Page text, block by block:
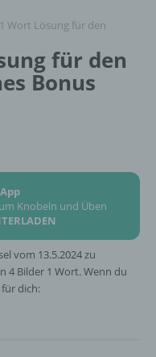
Wort Lösung für den
für den
Bonus
Knobeln und Üben
vom 13.5.2024 zu
4 Bilder 1 Wort. Wenn du
dich: